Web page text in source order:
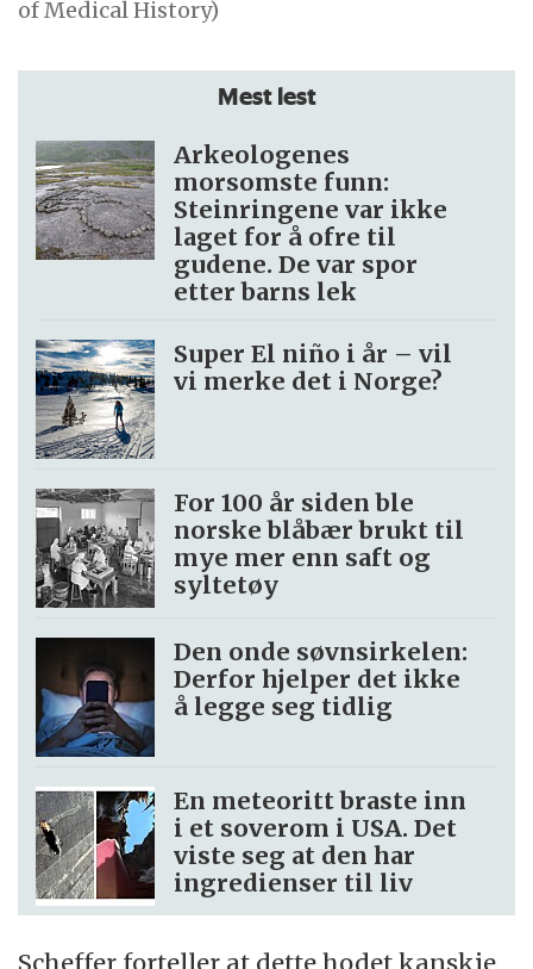
of Medical History)
Mest lest
Arkeologenes
morsomste funn:
Steinringene var ikke
laget for å ofre til
gudene. De var spor
etter barns lek
Super El niño i år – vil
vi merke det i Norge?
For 100 år siden ble
norske blåbær brukt til
mye mer enn saft og
syltetøy
Den onde søvnsirkelen:
Derfor hjelper det ikke
å legge seg tidlig
En meteoritt braste inn
i et soverom i USA. Det
viste seg at den har
ingredienser til liv
Scheffer forteller at dette hodet kanskje